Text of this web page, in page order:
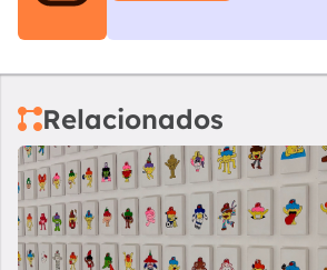
Relacionados